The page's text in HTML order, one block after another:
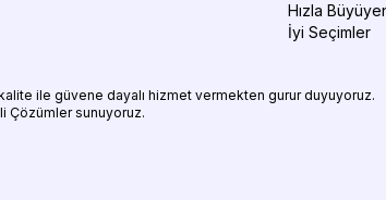
Hızla
İyi Seçimler
ile güvene dayalı hizmet vermekten gurur duyuyoruz.
Çözümler sunuyoruz.